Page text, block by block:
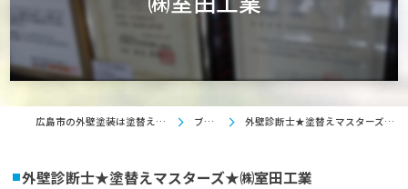
広島市の外壁塗装は塗替えマスターズ ブログ 外壁診断士★塗替えマスターズ★㈱室田工業
外壁診断士★塗替えマスターズ★㈱室田工業